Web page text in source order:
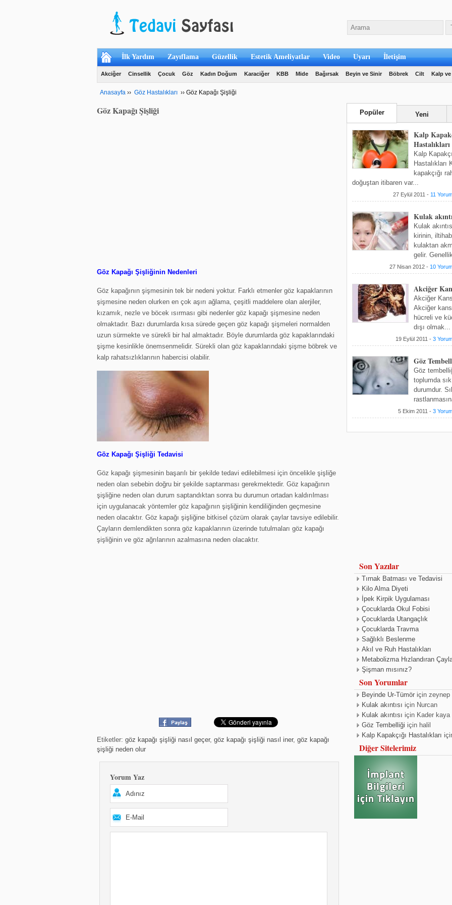
İlk Yardım Zayıflama Güzellik Estetik Ameliyatlar Video Uyarı İletişim
Akciğer Cinsellik Çocuk Göz Kadın Doğum Karaciğer KBB Mide Bağırsak Beyin ve Sinir Böbrek Cilt Kalp ve
Anasayfa ›› Göz Hastalıkları ›› Göz Kapağı Şişliği
Göz Kapağı Şişliği
Göz Kapağı Şişliğinin Nedenleri
Göz kapağının şişmesinin tek bir nedeni yoktur. Farklı etmenler göz kapaklarının
şişmesine neden olurken en çok aşırı ağlama, çeşitli maddelere olan alerjiler,
kızamık, nezle ve böcek ısırması gibi nedenler göz kapağı şişmesine neden
olmaktadır. Bazı durumlarda kısa sürede geçen göz kapağı şişmeleri normalden
uzun sürmekte ve sürekli bir hal almaktadır. Böyle durumlarda göz kapaklarındaki
şişme kesinlikle önemsenmelidir. Sürekli olan göz kapaklarındaki şişme böbrek ve
kalp rahatsızlıklarının habercisi olabilir.
Göz Kapağı Şişliği Tedavisi
Göz kapağı şişmesinin başarılı bir şekilde tedavi edilebilmesi için öncelikle şişliğe
neden olan sebebin doğru bir şekilde saptanması gerekmektedir. Göz kapağının
şişliğine neden olan durum saptandıktan sonra bu durumun ortadan kaldırılması
için uygulanacak yöntemler göz kapağının şişliğinin kendiliğinden geçmesine
neden olacaktır. Göz kapağı şişliğine bitkisel çözüm olarak çaylar tavsiye edilebilir.
Çayların demlendikten sonra göz kapaklarının üzerinde tutulmaları göz kapağı
şişliğinin ve göz ağrılarının azalmasına neden olacaktır.
Etiketler: göz kapağı şişliği nasıl geçer, göz kapağı şişliği nasıl iner, göz kapağı
şişliği neden olur
Yorum Yaz
Popüler Yeni
Kalp
Hastalıkları
Kalp
Hastalıkları
kapakçığı
doğuştan itibaren var...
27 Eylül 2011 - 11
Kulak
Kulak
kirinin,
kulaktan
gelir.
27 Nisan 2012 - 10
Akciğer
Akciğer
Akciğer
hücreli ve
dışı olmak...
19 Eylül 2011 - 3
Göz
Göz
toplumda
durumdur.
5 Ekim 2011 - 3
Son Yazılar
Tırnak Batması ve Tedavisi
Kilo Alma Diyeti
İpek Kirpik Uygulaması
Çocuklarda Okul Fobisi
Çocuklarda Utangaçlık
Çocuklarda Travma
Sağlıklı Beslenme
Akıl ve Ruh Hastalıkları
Metabolizma Hızlandıran
Şişman mısınız?
Son Yorumlar
Beyinde Ur-Tümör için zeynep
Kulak akıntısı için Nurcan
Kulak akıntısı için Kader kaya
Göz Tembelliği için halil
Kalp Kapakçığı Hastalıkları
Diğer Sitelerimiz